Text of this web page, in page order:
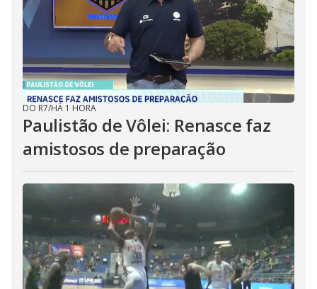
DO R7/HÁ 1 HORA
Paulistão de Vôlei: Renasce faz
amistosos de preparação